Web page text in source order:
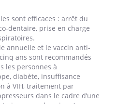
sont efficaces : arrêt du
dentaire, prise en charge
annuelle et le vaccin anti-
ans sont recommandés
les personnes à
diabète, insuffisance
à VIH, traitement par
dans le cadre d’une